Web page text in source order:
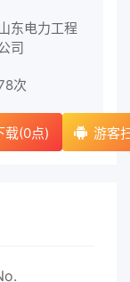
东电力工程
司
次
载(0点) 游客